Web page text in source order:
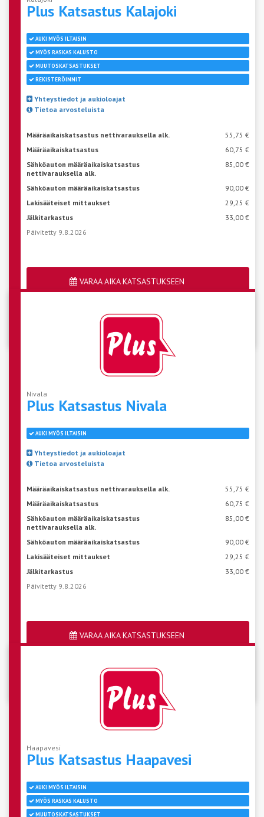
Plus Katsastus Kalajoki
AUKI MYÖS ILTAISIN
MYÖS RASKAS KALUSTO
MUUTOSKATSASTUKSET
REKISTERÖINNIT
Yhteystiedot ja aukioloajat
Tietoa arvosteluista
Määräaikaiskatsastus nettivarauksella alk.
55,75 €
Määräaikaiskatsastus
60,75 €
Sähköauton määräaikaiskatsastus
nettivarauksella alk.
85,00 €
Sähköauton määräaikaiskatsastus
90,00 €
Lakisääteiset mittaukset
29,25 €
Jälkitarkastus
33,00 €
Päivitetty 9.8.2026
VARAA AIKA KATSASTUKSEEN
Nivala
Plus Katsastus Nivala
AUKI MYÖS ILTAISIN
Yhteystiedot ja aukioloajat
Tietoa arvosteluista
Määräaikaiskatsastus nettivarauksella alk.
55,75 €
Määräaikaiskatsastus
60,75 €
Sähköauton määräaikaiskatsastus
nettivarauksella alk.
85,00 €
Sähköauton määräaikaiskatsastus
90,00 €
Lakisääteiset mittaukset
29,25 €
Jälkitarkastus
33,00 €
Päivitetty 9.8.2026
VARAA AIKA KATSASTUKSEEN
Haapavesi
Plus Katsastus Haapavesi
AUKI MYÖS ILTAISIN
MYÖS RASKAS KALUSTO
MUUTOSKATSASTUKSET